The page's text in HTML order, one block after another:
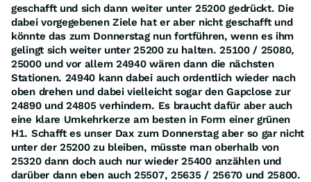
geschafft und sich dann weiter unter 25200 gedrückt. Die
dabei vorgegebenen Ziele hat er aber nicht geschafft und
könnte das zum Donnerstag nun fortführen, wenn es ihm
gelingt sich weiter unter 25200 zu halten. 25100 / 25080,
25000 und vor allem 24940 wären dann die nächsten
Stationen. 24940 kann dabei auch ordentlich wieder nach
oben drehen und dabei vielleicht sogar den Gapclose zur
24890 und 24805 verhindern. Es braucht dafür aber auch
eine klare Umkehrkerze am besten in Form einer grünen
H1. Schafft es unser Dax zum Donnerstag aber so gar nicht
unter der 25200 zu bleiben, müsste man oberhalb von
25320 dann doch auch nur wieder 25400 anzählen und
darüber dann eben auch 25507, 25635 / 25670 und 25800.